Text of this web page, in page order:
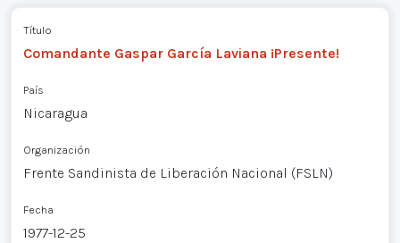
Título
Comandante Gaspar García Laviana ¡Presente!
País
Nicaragua
Organización
Frente Sandinista de Liberación Nacional (FSLN)
Fecha
1977-12-25